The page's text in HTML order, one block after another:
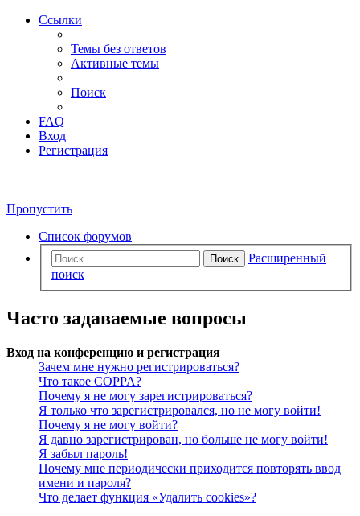
Ссылки
Темы без ответов
Активные темы
Поиск
FAQ
Вход
Регистрация
Пропустить
Список форумов
Поиск
Расширенный
поиск
Часто задаваемые вопросы
Вход на конференцию и регистрация
Зачем мне нужно регистрироваться?
Что такое COPPA?
Почему я не могу зарегистрироваться?
Я только что зарегистрировался, но не могу войти!
Почему я не могу войти?
Я давно зарегистрирован, но больше не могу войти!
Я забыл пароль!
Почему мне периодически приходится повторять ввод
имени и пароля?
Что делает функция «Удалить cookies»?